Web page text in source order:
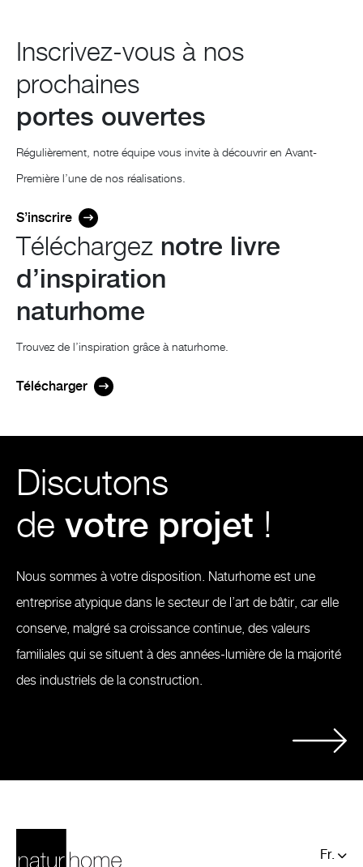
Inscrivez-vous à nos
prochaines
portes ouvertes
Régulièrement, notre équipe vous invite à découvrir en Avant-
Première l’une de nos réalisations.
S’inscrire
Téléchargez notre livre
d’inspiration
naturhome
Trouvez de l’inspiration grâce à naturhome.
Télécharger
Discutons
de votre projet !
Nous sommes à votre disposition. Naturhome est une
entreprise atypique dans le secteur de l’art de bâtir, car elle
conserve, malgré sa croissance continue, des valeurs
familiales qui se situent à des années-lumière de la majorité
des industriels de la construction.
Fr.